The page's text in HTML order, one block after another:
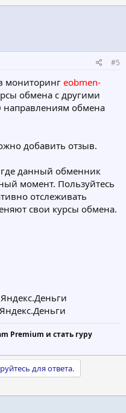
#5
мониторингeobmen-
обмена с другими
обмена
добавить отзыв.
данный обменник
момент. Пользуйтесь
отслеживать
свои курсы обмена.
Premium и стать гуру
для ответа.